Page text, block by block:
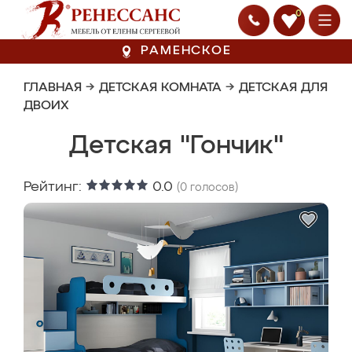
0
РАМЕНСКОЕ
ГЛАВНАЯ → ДЕТСКАЯ КОМНАТА → ДЕТСКАЯ ДЛЯ
ДВОИХ
Детская "Гончик"
Рейтинг: 0.0 (0 голосов)